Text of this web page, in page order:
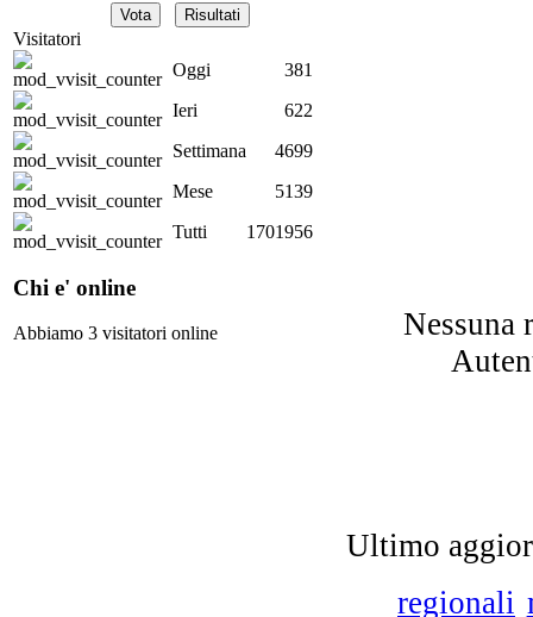
Visitatori
Oggi
381
Ieri
622
Settimana
4699
Mese
5139
Tutti
1701956
Chi e' online
Abbiamo 3 visitatori online
Nessuna
Ultimo
regionali